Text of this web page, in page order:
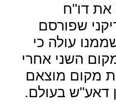
את דו"ח
שפורסם
עולה כי
השני אחרי
מקום מוצאם
דאע"ש בעולם.